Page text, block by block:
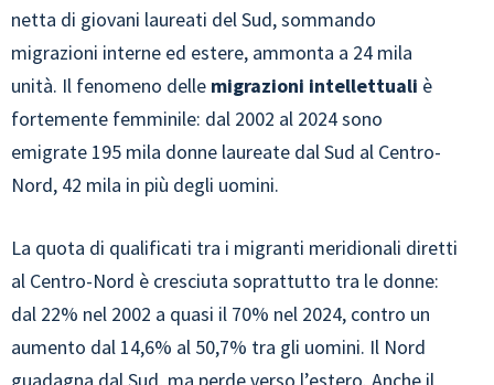
netta di giovani laureati del Sud, sommando
migrazioni interne ed estere, ammonta a 24 mila
unità. Il fenomeno delle migrazioni intellettuali è
fortemente femminile: dal 2002 al 2024 sono
emigrate 195 mila donne laureate dal Sud al Centro-
Nord, 42 mila in più degli uomini.
La quota di qualificati tra i migranti meridionali diretti
al Centro-Nord è cresciuta soprattutto tra le donne:
dal 22% nel 2002 a quasi il 70% nel 2024, contro un
aumento dal 14,6% al 50,7% tra gli uomini. Il Nord
guadagna dal Sud, ma perde verso l’estero. Anche il